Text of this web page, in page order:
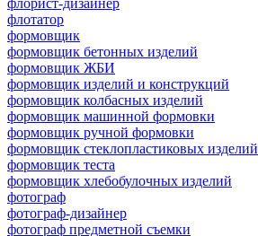
флотатор
формовщик
формовщик бетонных изделий
формовщик ЖБИ
формовщик изделий и конструкций
формовщик колбасных изделий
формовщик машинной формовки
формовщик ручной формовки
формовщик стеклопластиковых изделий
формовщик теста
формовщик хлебобулочных изделий
фотограф
фотограф-дизайнер
фотограф предметной съемки